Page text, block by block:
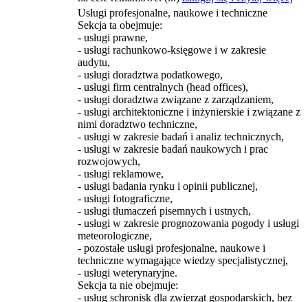
Usługi profesjonalne, naukowe i techniczne
Sekcja ta obejmuje:
- usługi prawne,
- usługi rachunkowo-księgowe i w zakresie
audytu,
- usługi doradztwa podatkowego,
- usługi firm centralnych (head offices),
- usługi doradztwa związane z zarządzaniem,
- usługi architektoniczne i inżynierskie i związane z
nimi doradztwo techniczne,
- usługi w zakresie badań i analiz technicznych,
- usługi w zakresie badań naukowych i prac
rozwojowych,
- usługi reklamowe,
- usługi badania rynku i opinii publicznej,
- usługi fotograficzne,
- usługi tłumaczeń pisemnych i ustnych,
- usługi w zakresie prognozowania pogody i usługi
meteorologiczne,
- pozostałe usługi profesjonalne, naukowe i
techniczne wymagające wiedzy specjalistycznej,
- usługi weterynaryjne.
Sekcja ta nie obejmuje:
- usług schronisk dla zwierząt gospodarskich, bez